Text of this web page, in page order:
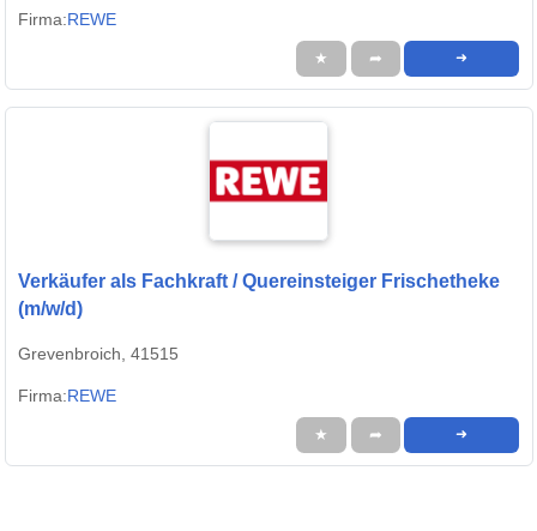
Firma:REWE
★ ➦ ➜
Verkäufer als Fachkraft / Quereinsteiger Frischetheke
(m/w/d)
Grevenbroich, 41515
Firma:REWE
★ ➦ ➜